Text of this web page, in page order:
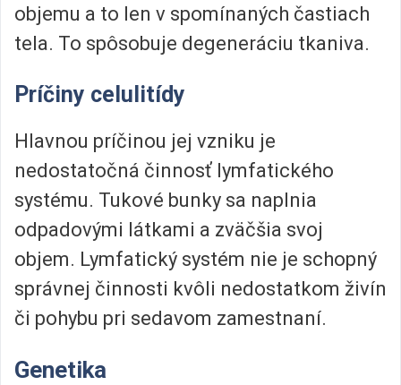
objemu a to len v spomínaných častiach
tela. To spôsobuje degeneráciu tkaniva.
Príčiny celulitídy
Hlavnou príčinou jej vzniku je
nedostatočná činnosť lymfatického
systému. Tukové bunky sa naplnia
odpadovými látkami a zväčšia svoj
objem. Lymfatický systém nie je schopný
správnej činnosti kvôli nedostatkom živín
či pohybu pri sedavom zamestnaní.
Genetika